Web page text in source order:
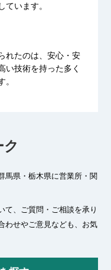
ています。
れたのは、安心・安
い技術を持った多く
。
馬県・栃木県に営業所・関
て、ご質問・ご相談を承り
わせやご意見なども、お気